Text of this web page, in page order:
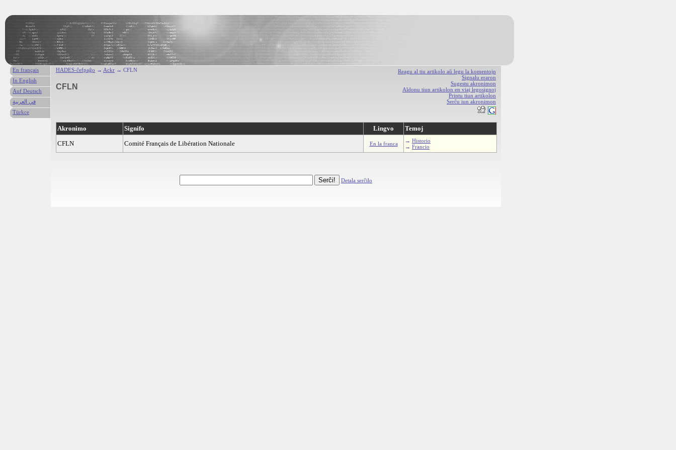
Reagu al tiu artikolo aŭ legu la komentojn
Signalu eraron
Sugestu akronimon
Aldonu tiun artikolon en viaj legosignoj
Printu tiun artikolon
Serĉu iun akronimon
HADES-ĉefpaĝo → Ackr → CFLN
CFLN
Akronimo Signifo Lingvo
Temoj
CFLN
Comité Français de Libération Nationale En la franca → Historio
→ Francio
Detala serĉilo
En français
In English
Auf Deutsch
في العربية
Türkce